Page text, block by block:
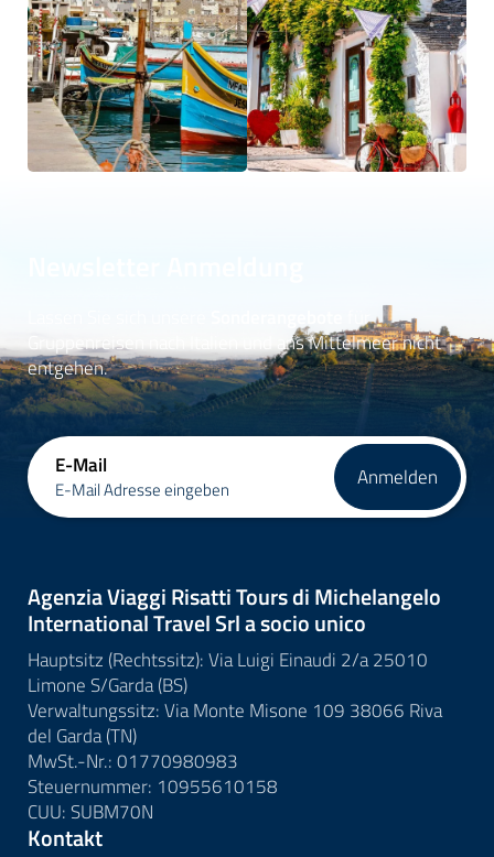
für
Gruppenreisen nach Italien und ans Mittelmeer nicht
entgehen.
E-Mail
E-Mail Adresse eingeben Anmelden
Agenzia Viaggi Risatti Tours di Michelangelo
International Travel Srl a socio unico
Hauptsitz (Rechtssitz): Via Luigi Einaudi 2/a 25010
Limone S/Garda (BS)
Verwaltungssitz: Via Monte Misone 109 38066 Riva
del Garda (TN)
MwSt.-Nr.: 01770980983
Steuernummer: 10955610158
CUU: SUBM70N
Kontakt